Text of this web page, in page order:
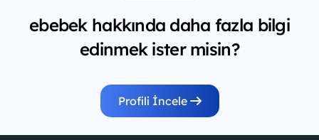
ebebek hakkında daha fazla bilgi
edinmek ister misin?
Profili İncele